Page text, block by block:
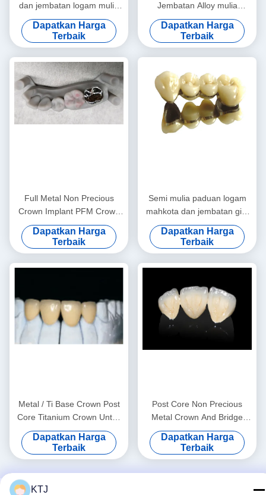
dan jembatan logam mulia
mahkota dan jembatan
Dapatkan Harga
Terbaik
Jembatan Alloy mulia
Mahkota Jembatan
Disesuaikan
Dapatkan Harga
Terbaik
Full Metal Non Precious
Crown Implant PFM Crown
And Bridge Profesional
Dapatkan Harga
Terbaik
Semi mulia paduan logam
mahkota dan jembatan gigi
sementara mahkota
Dapatkan Harga
Terbaik
Metal / Ti Base Crown Post
Core Titanium Crown Untuk
Gigi
Dapatkan Harga
Terbaik
Post Core Non Precious
Metal Crown And Bridge
Kekuatan yang kuat
Disesuaikan
Dapatkan Harga
Terbaik
KTJ